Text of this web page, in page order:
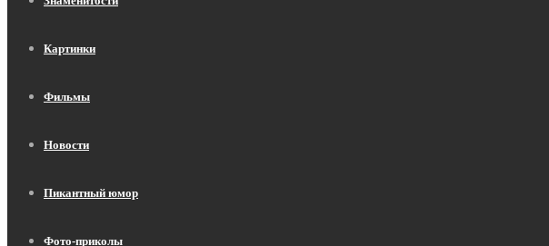
Картинки
Фильмы
Новости
Пикантный юмор
Фото-приколы